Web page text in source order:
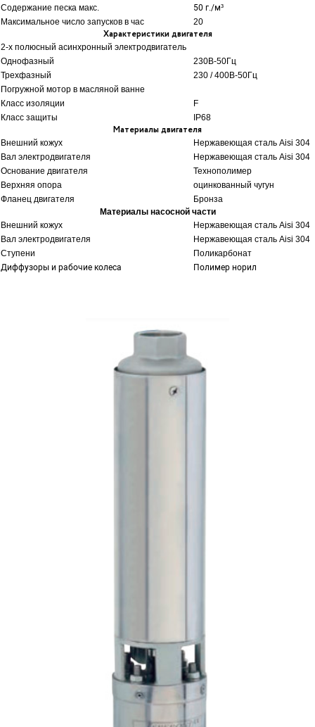
Содержание песка макс.
50 г./м³
Максимальное число запусков в час
20
Характеристики двигателя
2-х полюсный асинхронный электродвигатель
Однофазный
230В-50Гц
Трехфазный
230 / 400В-50Гц
Погружной мотор в масляной ванне
Класс изоляции
F
Класс защиты
IP68
Материалы двигателя
Внешний кожух
Нержавеющая сталь Aisi 304
Вал электродвигателя
Нержавеющая сталь Aisi 304
Основание двигателя
Технополимер
Верхняя опора
оцинкованный чугун
Фланец двигателя
Бронза
Материалы насосной части
Внешний кожух
Нержавеющая сталь Aisi 304
Вал электродвигателя
Нержавеющая сталь Aisi 304
Ступени
Поликарбонат
Диффузоры и рабочие колеса
Полимер норил